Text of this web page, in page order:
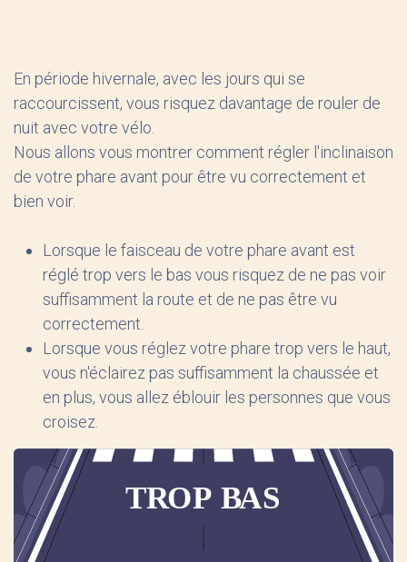
En période hivernale, avec les jours qui se
raccourcissent, vous risquez davantage de rouler de
nuit avec votre vélo.
Nous allons vous montrer comment régler l'inclinaison
de votre phare avant pour être vu correctement et
bien voir.
Lorsque le faisceau de votre phare avant est
réglé trop vers le bas vous risquez de ne pas voir
suffisamment la route et de ne pas être vu
correctement.
Lorsque vous réglez votre phare trop vers le haut,
vous n'éclairez pas suffisamment la chaussée et
en plus, vous allez éblouir les personnes que vous
croisez.